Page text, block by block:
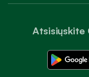
Atsisiųskite